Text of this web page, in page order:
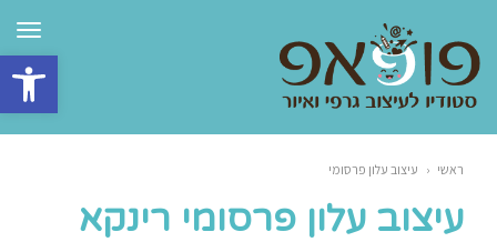
פתח
ראשי ‹ עיצוב עלון פרסומי
עיצוב עלון פרסומי רינקא